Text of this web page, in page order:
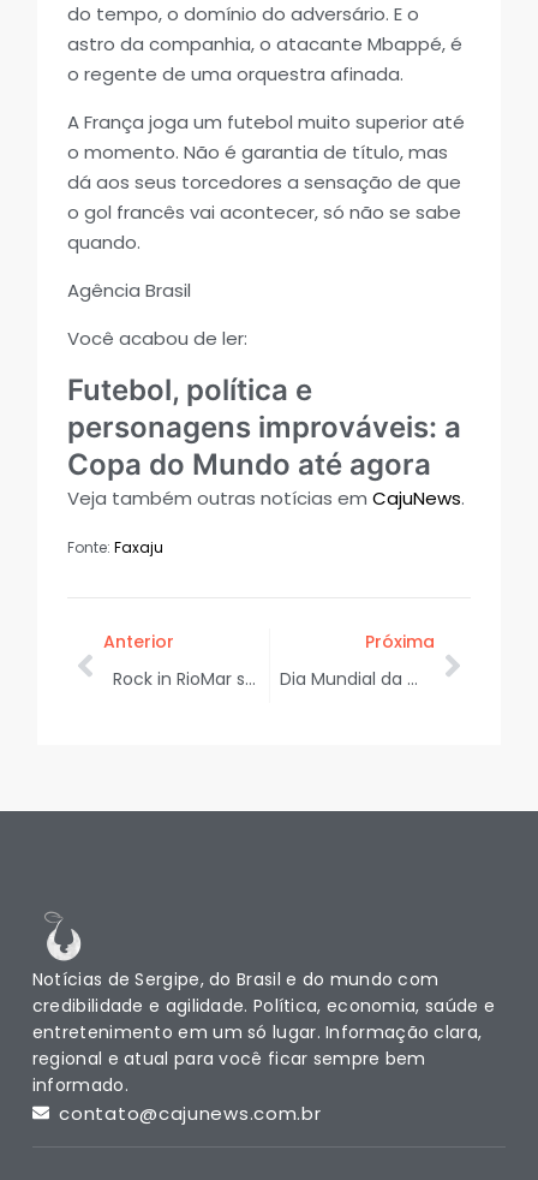
do tempo, o domínio do adversário. E o
astro da companhia, o atacante Mbappé, é
o regente de uma orquestra afinada.
A França joga um futebol muito superior até
o momento. Não é garantia de título, mas
dá aos seus torcedores a sensação de que
o gol francês vai acontecer, só não se sabe
quando.
Agência Brasil
Você acabou de ler:
Futebol, política e
personagens improváveis: a
Copa do Mundo até agora
Veja também outras notícias emCajuNews.
Fonte:Faxaju
Anterior
Rock in RioMar segue com programação de tributos ao rock em Aracaju
Próxima
Dia Mundial da Alergia: 8 de julho alerta para sinais e cuidados com reações alérgicas na infância
Notícias de Sergipe, do Brasil e do mundo com
credibilidade e agilidade. Política, economia, saúde e
entretenimento em um só lugar. Informação clara,
regional e atual para você ficar sempre bem
informado.
contato@cajunews.com.br